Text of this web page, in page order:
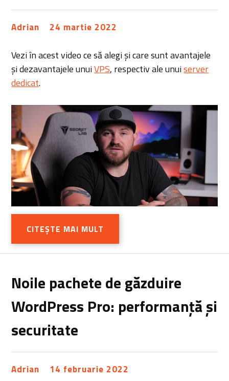
Adrian 24 martie 2022
Vezi în acest video ce să alegi și care sunt avantajele
și dezavantajele unuiVPS, respectiv ale unuiserver
dedicat.
CITEȘTE MAI MULT
Noile pachete de găzduire
WordPress Pro: performanță și
securitate
Adrian 14 februarie 2022